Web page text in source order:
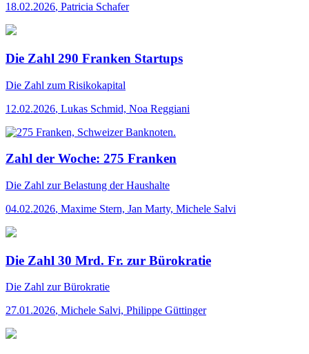
18.02.2026, Patricia Schafer
Die Zahl 290 Franken Startups
Die Zahl zum Risikokapital
12.02.2026, Lukas Schmid, Noa Reggiani
Zahl der Woche: 275 Franken
Die Zahl zur Belastung der Haushalte
04.02.2026, Maxime Stern, Jan Marty, Michele Salvi
Die Zahl 30 Mrd. Fr. zur Bürokratie
Die Zahl zur Bürokratie
27.01.2026, Michele Salvi, Philippe Güttinger